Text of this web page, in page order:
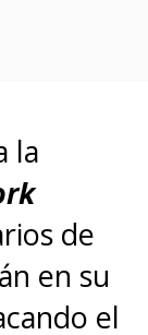
al 61)
19 de
la
de
en su
el